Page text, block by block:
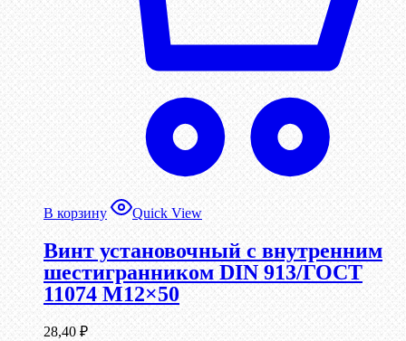
В корзину Quick View
Винт установочный с внутренним
шестигранником DIN 913/ГОСТ
11074 М12×50
28,40 ₽